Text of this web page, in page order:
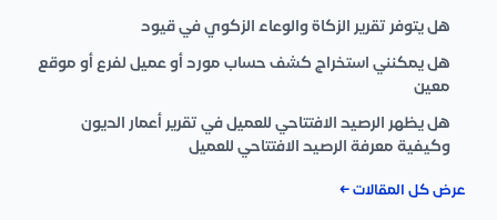
هل يتوفر تقرير الزكاة والوعاء الزكوي في قيود
هل يمكنني استخراج كشف حساب مورد أو عميل لفرع أو موقع
معين
هل يظهر الرصيد الافتتاحي للعميل في تقرير أعمار الديون
وكيفية معرفة الرصيد الافتتاحي للعميل
عرض كل المقالات ←